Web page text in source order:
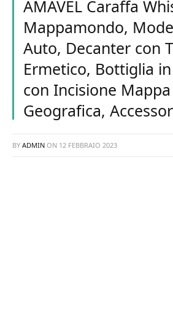
AMAVEL Caraffa
Mappamondo,
Auto, Decanter con
Ermetico, Bottiglia
con Incisione Mappa
Geografica,
BY ADMIN ON 12 FEBBRAIO 2023